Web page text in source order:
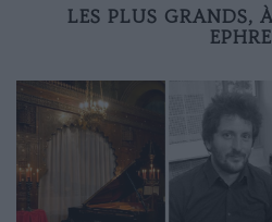
LES PLUS GRANDS,